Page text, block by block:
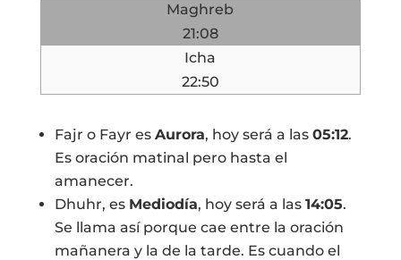
Maghreb
21:08
Icha
22:50
Fajr o Fayr es Aurora, hoy será a las 05:12.
Es oración matinal pero hasta el
amanecer.
Dhuhr, es Mediodía, hoy será a las 14:05.
Se llama así porque cae entre la oración
mañanera y la de la tarde. Es cuando el